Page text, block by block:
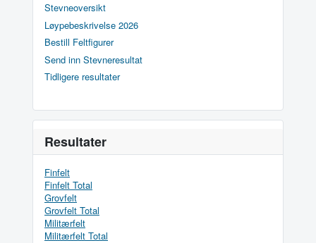
Stevneoversikt
Løypebeskrivelse 2026
Bestill Feltfigurer
Send inn Stevneresultat
Tidligere resultater
Resultater
Finfelt
Finfelt Total
Grovfelt
Grovfelt Total
Militærfelt
Militærfelt Total